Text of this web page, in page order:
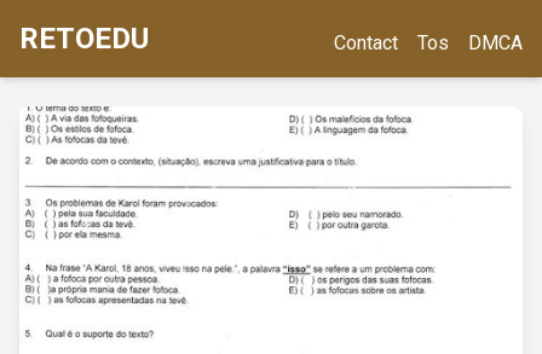
RETOEDU Contact Tos DMCA